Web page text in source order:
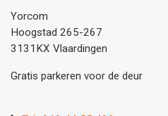
Yorcom
Hoogstad 265-267
3131KX Vlaardingen
Gratis parkeren voor de deur